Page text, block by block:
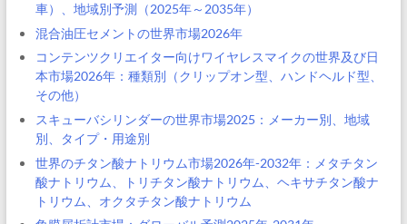
車）、地域別予測（2025年～2035年）
混合油圧セメントの世界市場2026年
コンテンツクリエイター向けワイヤレスマイクの世界及び日
本市場2026年：種類別（クリップオン型、ハンドヘルド型、
その他）
スキューバシリンダーの世界市場2025：メーカー別、地域
別、タイプ・用途別
世界のチタン酸ナトリウム市場2026年-2032年：メタチタン
酸ナトリウム、トリチタン酸ナトリウム、ヘキサチタン酸ナ
トリウム、オクタチタン酸ナトリウム